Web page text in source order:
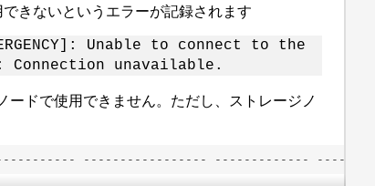
きないというエラーが記録されます
Unable to connect to the
Connection unavailable.
ドで使用できません。ただし、ストレージノ
----------------- ------------- -----------